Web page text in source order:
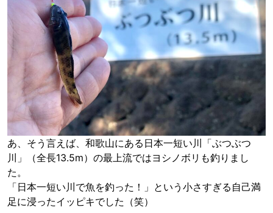
あ、そう言えば、和歌山にある日本一短い川「ぶつぶつ
川」（全長13.5m）の最上流ではヨシノボリも釣りまし
た。
「日本一短い川で魚を釣った！」という小さすぎる自己満
足に浸ったイッピキでした（笑）